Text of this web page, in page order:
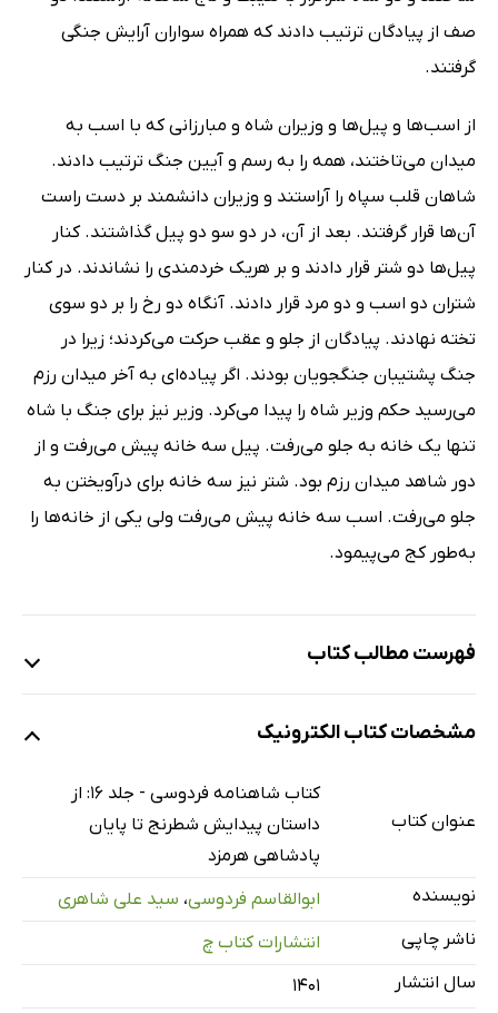
صف از پیادگان ترتیب دادند که همراه سواران آرایش جنگی
گرفتند.
از اسب‌ها و پیل‌ها و وزیران شاه و مبارزانی که با اسب به
میدان می‌تاختند، همه را به رسم و آیین جنگ ترتیب دادند.
شاهان قلب سپاه را آراستند و وزیران دانشمند بر دست راست
آن‌ها قرار گرفتند. بعد از آن، در دو سو دو پیل گذاشتند. کنار
پیل‌ها دو شتر قرار دادند و بر هر‌یک خردمندی را نشاندند. در کنار
شتران دو اسب و دو مرد قرار دادند. آنگاه دو رخ را بر دو سوی
تخته نهادند. پیادگان از جلو و عقب حرکت می‌کردند؛ زیرا در
جنگ پشتیبان جنگجویان بودند. اگر پیاده‌ای به آخر میدان رزم
می‌رسید حکم وزیر شاه را پیدا می‌کرد. وزیر نیز برای جنگ با شاه
تنها یک خانه به جلو می‌رفت. پیل سه خانه پیش می‌رفت و از
دور شاهد میدان رزم بود. شتر نیز سه خانه برای درآویختن به
جلو می‌رفت. اسب سه خانه پیش می‌رفت ولی یکی از خانه‌ها را
به‌طور کج می‌پیمود.
فهرست مطالب کتاب
مشخصات کتاب الکترونیک
عنوان کتاب
کتاب شاهنامه فردوسی - جلد 16: از
داستان پیدایش شطرنج تا پایان
پادشاهی هرمزد
نویسنده
ابوالقاسم فردوسی، سید علی شاهری
ناشر چاپی
انتشارات کتاب چ
سال انتشار
۱۴۰۱